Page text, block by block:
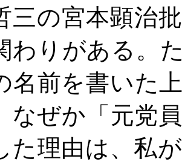
三の宮本顕治
わりがある。
名前を書いた
なぜか「元党
た理由は、私